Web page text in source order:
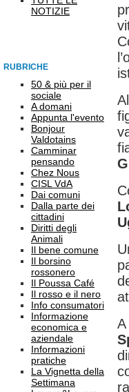
NOTIZIE
RUBRICHE
50 & più per il
sociale
A domani
Appunta l'evento
Bonjour
Valdotains
Camminar
pensando
Chez Nous
CISL VdA
Dai comuni
Dalla parte dei
cittadini
Diritti degli
Animali
Il bene comune
Il borsino
rossonero
Il Poussa Café
Il rosso e il nero
Info consumatori
Informazione
economica e
aziendale
Informazioni
pratiche
La Vignetta della
Settimana
A